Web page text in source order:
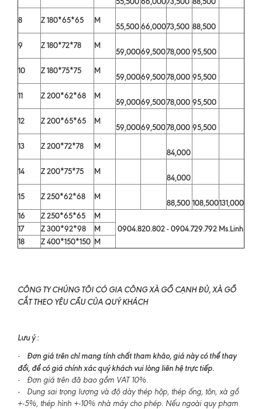
8
Z 180*65*65 M
55,50066,00073,500 88,500
9
Z 180*72*78 M
59,00069,50078,000 95,500
10
Z 180*75*75 M
59,00069,50078,000 95,500
11
Z 200*62*68 M
59,00069,50078,000 95,500
12
Z 200*65*65 M
59,00069,50078,000 95,500
13
Z 200*72*78 M
84,000
14
Z 200*75*75 M
84,000
15
Z 250*62*68 M
88,500 108,500131,000
16
Z 250*65*65
M
0904.820.802 - 0904.729.792 Ms.Linh
17 Z 300*92*98
M
18
Z 400*150*150 M
CÔNG TY CHÚNG TÔI CÓ GIA CÔNG XÀ GỒ CẠNH ĐỦ, XÀ GỒ
CẮT THEO YÊU CẦU CỦA QUÝ KHÁCH
Lưu ý :
- Đơn giá trên chỉ mang tính chất tham khảo, giá này có thể thay
đổi, để có giá chính xác quý khách vui lòng liên hệ trực tiếp.
- Đơn giá trên đã bao gồm VAT 10%.
- Dung sai trọng lượng và độ dày thép hộp, thép ống, tôn, xà gồ
+-5%, thép hình +-10% nhà máy cho phép. Nếu ngoài quy phạm